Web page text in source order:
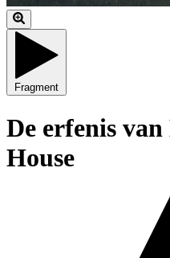
Fragment
De erfenis
House